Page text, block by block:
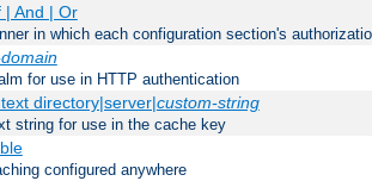
| And | Or
in which each configuration section's
for use in HTTP authentication
directory|server|custom-string
string for use in the cache key
configured anywhere